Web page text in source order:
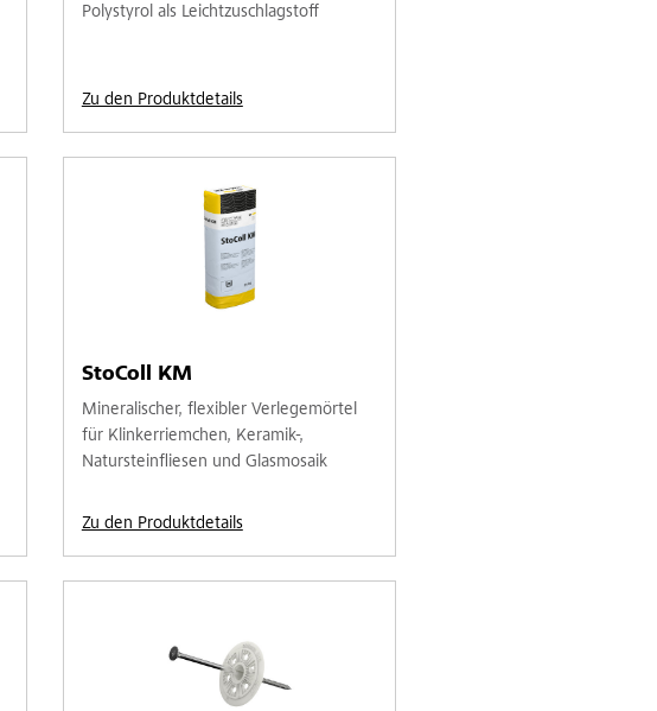
Polystyrol als Leichtzuschlagstoff
Zu den Produktdetails
StoColl KM
Mineralischer, flexibler Verlegemörtel
für Klinkerriemchen, Keramik-,
Natursteinfliesen und Glasmosaik
Zu den Produktdetails